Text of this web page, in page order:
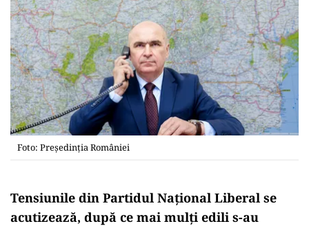
Foto: Președinția României
Tensiunile din Partidul Național Liberal se
acutizează, după ce mai mulți edili s-au